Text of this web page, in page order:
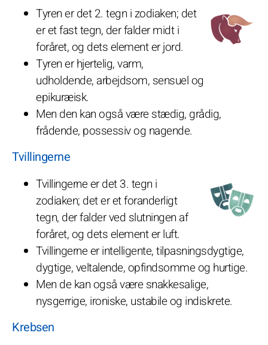
Tyren er det 2. tegn i zodiaken; det
er et fast tegn, der falder midt i
foråret, og dets element er jord.
Tyren er hjertelig, varm,
udholdende, arbejdsom, sensuel og
epikuræisk.
Men den kan også være stædig, grådig,
frådende, possessiv og nagende.
Tvillingerne
Tvillingerne er det 3. tegn i
zodiaken; det er et foranderligt
tegn, der falder ved slutningen af
foråret, og dets element er luft.
Tvillingerne er intelligente, tilpasningsdygtige,
dygtige, veltalende, opfindsomme og hurtige.
Men de kan også være snakkesalige,
nysgerrige, ironiske, ustabile og indiskrete.
Krebsen